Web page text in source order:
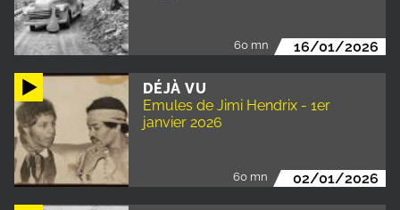
60 mn 16/01/2026
DÉJÀ VU
Emules de Jimi Hendrix - 1er
janvier 2026
60 mn 02/01/2026